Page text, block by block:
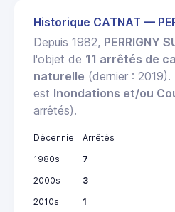
Historique CATNAT —
Depuis 1982, PERRIGNY
l'objet de 11 arrêtés de
naturelle (dernier :
est Inondations et/ou
arrêtés).
Décennie
Arrêtés
1980s
7
2000s
3
2010s
1